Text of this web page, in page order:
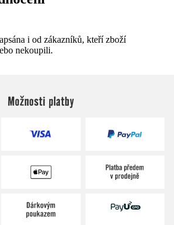
i od zákazníků, kteří zboží
nekoupili.
Možnosti platby